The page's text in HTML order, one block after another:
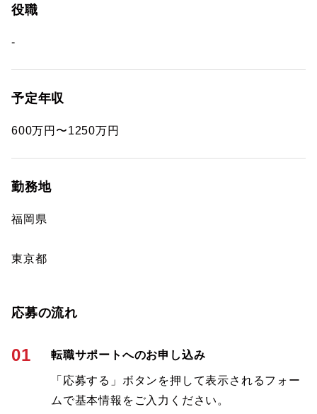
役職
-
予定年収
600万円〜1250万円
勤務地
福岡県
東京都
応募の流れ
01 転職サポートへのお申し込み
「応募する」ボタンを押して表示されるフォー
ムで基本情報をご入力ください。